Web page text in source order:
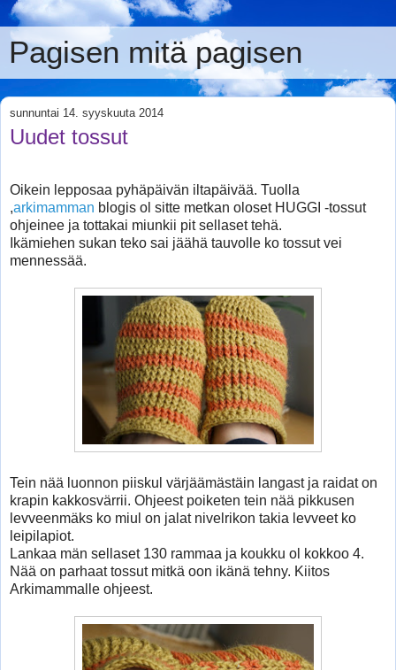
Pagisen mitä pagisen
sunnuntai 14. syyskuuta 2014
Uudet tossut
Oikein lepposaa pyhäpäivän iltapäivää. Tuolla
,arkimamman blogis ol sitte metkan oloset HUGGI -tossut
ohjeinee ja tottakai miunkii pit sellaset tehä.
Ikämiehen sukan teko sai jäähä tauvolle ko tossut vei
mennessää.
Tein nää luonnon piiskul värjäämästäin langast ja raidat on
krapin kakkosvärrii. Ohjeest poiketen tein nää pikkusen
levveenmäks ko miul on jalat nivelrikon takia levveet ko
leipilapiot.
Lankaa män sellaset 130 rammaa ja koukku ol kokkoo 4.
Nää on parhaat tossut mitkä oon ikänä tehny. Kiitos
Arkimammalle ohjeest.